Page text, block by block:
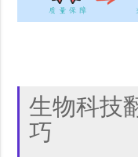
生物科技
巧